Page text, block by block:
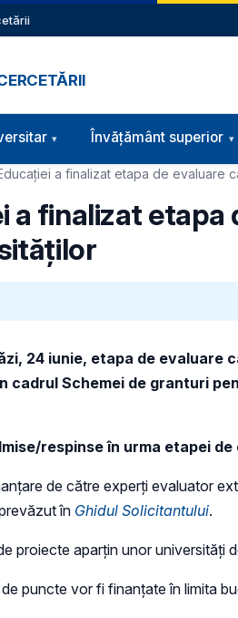
Învățământ superior
a finalizat etapa de evaluare
a finalizat
24 iunie, etapa de evaluare
cadrul Schemei de granturi
respinse în urma etapei
de către experți evaluator
în Ghidul Solicitantului.
proiecte aparțin unor universități
puncte vor fi finanțate în limita